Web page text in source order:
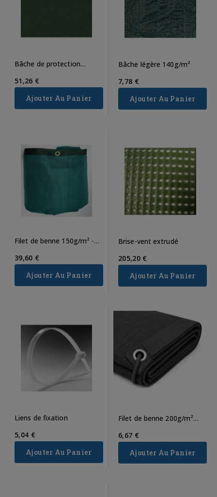
Bâche de protection
51,26 €
Ajouter Au Panier
Bâche légère 140g/m²
7,78 €
Ajouter Au Panier
Filet de benne 150g/m² -
39,60 €
Ajouter Au Panier
Brise-vent extrudé
205,20 €
Ajouter Au Panier
Liens de fixation
5,04 €
Ajouter Au Panier
Filet de benne 200g/m²
6,67 €
Ajouter Au Panier